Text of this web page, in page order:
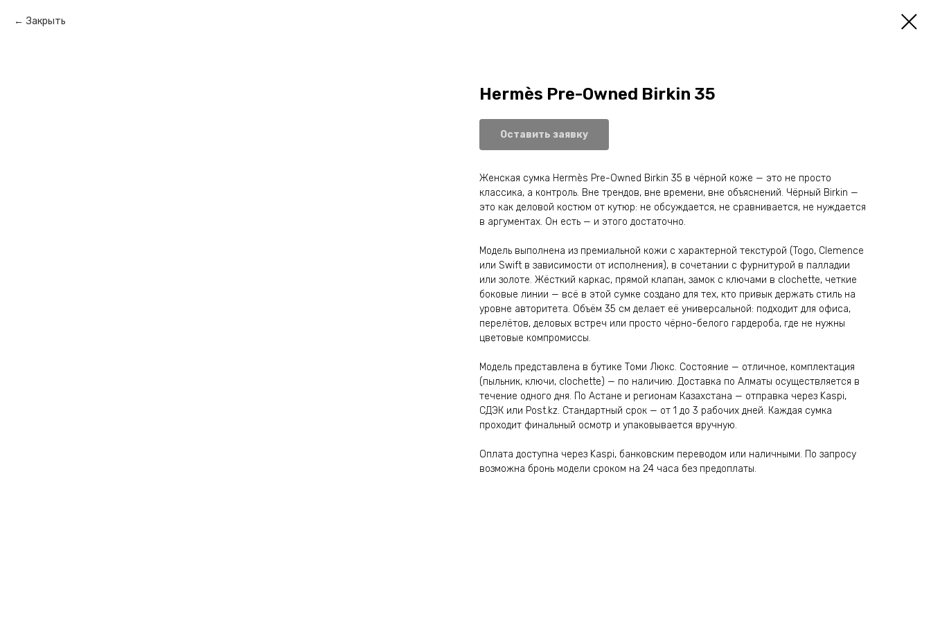
Закрыть
Hermès Pre-Owned Birkin 35
Оставить заявку
Женская сумка Hermès Pre-Owned Birkin 35 в чёрной коже — это не просто
классика, а контроль. Вне трендов, вне времени, вне объяснений. Чёрный Birkin —
это как деловой костюм от кутюр: не обсуждается, не сравнивается, не нуждается
в аргументах. Он есть — и этого достаточно.
Модель выполнена из премиальной кожи с характерной текстурой (Togo, Clemence
или Swift в зависимости от исполнения), в сочетании с фурнитурой в палладии
или золоте. Жёсткий каркас, прямой клапан, замок с ключами в clochette, четкие
боковые линии — всё в этой сумке создано для тех, кто привык держать стиль на
уровне авторитета. Объём 35 см делает её универсальной: подходит для офиса,
перелётов, деловых встреч или просто чёрно-белого гардероба, где не нужны
цветовые компромиссы.
Модель представлена в бутике Томи Люкс. Состояние — отличное, комплектация
(пыльник, ключи, clochette) — по наличию. Доставка по Алматы осуществляется в
течение одного дня. По Астане и регионам Казахстана — отправка через Kaspi,
СДЭК или Post.kz. Стандартный срок — от 1 до 3 рабочих дней. Каждая сумка
проходит финальный осмотр и упаковывается вручную.
Оплата доступна через Kaspi, банковским переводом или наличными. По запросу
возможна бронь модели сроком на 24 часа без предоплаты.